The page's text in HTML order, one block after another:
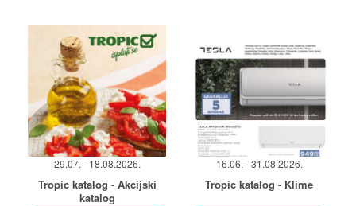
29.07. - 18.08.2026.
Tropic katalog - Akcijski
katalog
16.06. - 31.08.2026.
Tropic katalog - Klime